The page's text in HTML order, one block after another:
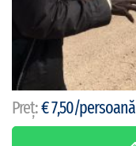
Preț:€ 7,50/persoană